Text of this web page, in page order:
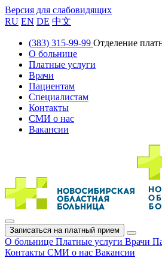
Версия для слабовидящих
RU EN DE 中文
(383) 315-99-99 Отделение
О больнице
Платные услуги
Врачи
Пациентам
Специалистам
Контакты
СМИ о нас
Вакансии
Записаться на платный прием
О больнице Платные услуги Врачи
Контакты СМИ о нас Вакансии